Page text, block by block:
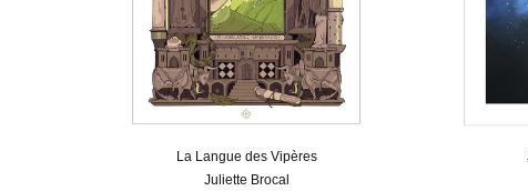
La Langue des Vipères
Juliette Brocal